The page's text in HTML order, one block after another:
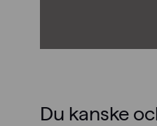
Du kanske